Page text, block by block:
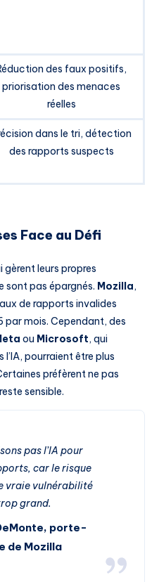
des faux positifs,
priorisation des menaces
réelles
dans le tri, détection
des rapports suspects
Face au Défi
leurs propres
sont pas épargnés. Mozilla,
de rapports invalides
par mois. Cependant, des
ou Microsoft, qui
pourraient être plus
préfèrent ne pas
sensible.
pas l’IA pour
car le risque
vraie vulnérabilité
grand.
porte-
de Mozilla